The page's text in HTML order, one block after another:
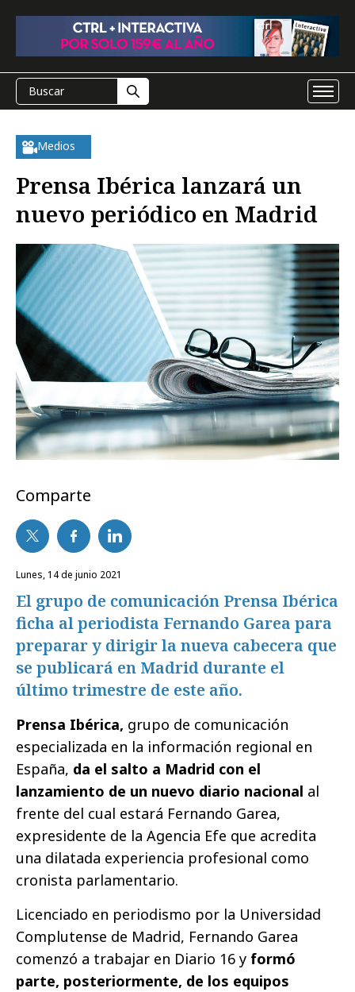
Medios
Prensa Ibérica lanzará un
nuevo periódico en Madrid
Comparte
lunes, 14 de junio 2021
El grupo de comunicación Prensa Ibérica
ficha al periodista Fernando Garea para
preparar y dirigir la nueva cabecera que
se publicará en Madrid durante el
último trimestre de este año.
Prensa Ibérica, grupo de comunicación
especializada en la información regional en
España, da el salto a Madrid con el
lanzamiento de un nuevo diario nacional al
frente del cual estará Fernando Garea,
expresidente de la Agencia Efe que acredita
una dilatada experiencia profesional como
cronista parlamentario.
Licenciado en periodismo por la Universidad
Complutense de Madrid, Fernando Garea
comenzó a trabajar en Diario 16 y formó
parte, posteriormente, de los equipos